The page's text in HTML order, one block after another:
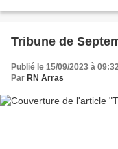
Tribune de
Publié le 15/09/2023 à 09:32
Par RN Arras